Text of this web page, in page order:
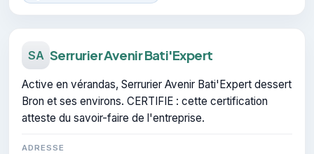
SA Serrurier Avenir Bati'Expert
Active en vérandas, Serrurier Avenir Bati'Expert dessert
Bron et ses environs. CERTIFIE : cette certification
atteste du savoir-faire de l'entreprise.
ADRESSE